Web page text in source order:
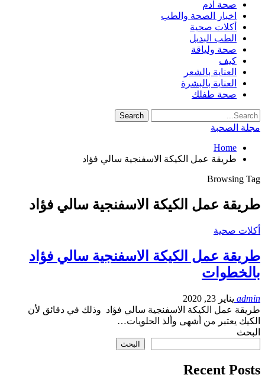
صحة ادم
اخبار الصحة والطب
أكلات صحية
الطب البديل
صحة ولياقة
كيف
العناية بالشعر
العناية بالبشرة
صحة طفلك
مجلة الصحبة
Home
طريقة عمل الكيكة الاسفنجية سالي فؤاد
Browsing Tag
طريقة عمل الكيكة الاسفنجية سالي فؤاد
أكلات صحية
طريقة عمل الكيكة الاسفنجية سالي فؤاد
بالخطوات
admin يناير 23, 2020
طريقة عمل الكيكة الاسفنجية سالي فؤاد وذلك في دقائق لأن
الكيك يعتبر من أشهى وألذ الحلويات…
البحث
البحث
Recent Posts